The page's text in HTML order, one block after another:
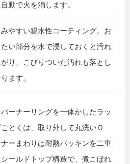
動で火を消します。
やすい親水性コーティング。お
い部分を水で浸しておくと汚れ
り、こびりついた汚れも落とし
ます。
ーナーリングを一体かしたラッ
とくは、取り外して丸洗いＯ
ナーまわりは耐熱パッキンを二重
ールドトップ構造で、煮こぼれ